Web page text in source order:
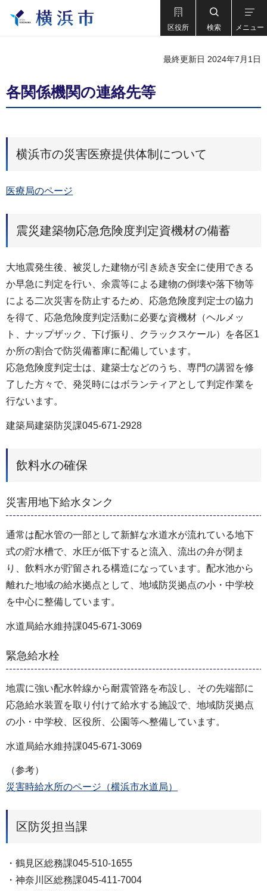
区役所 検索 メニュー
最終更新日 2024年7月1日
各関係機関の連絡先等
横浜市の災害医療提供体制について
医療局のページ
震災建築物応急危険度判定資機材の備蓄
大地震発生後、被災した建物が引き続き安全に使用できる
か早急に判定を行い、余震等による建物の倒壊や落下物等
による二次災害を防止するため、応急危険度判定士の協力
を得て、応急危険度判定活動に必要な資機材（ヘルメッ
ト、ナップザック、下げ振り、クラックスケール）を各区1
か所の割合で防災備蓄庫に配備しています。
応急危険度判定士は、建築士などのうち、専門の講習を修
了した方々で、発災時にはボランティアとして判定作業を
行ないます。
建築局建築防災課045-671-2928
飲料水の確保
災害用地下給水タンク
通常は配水管の一部として新鮮な水道水が流れている地下
式の貯水槽で、水圧が低下すると流入、流出の弁が閉ま
り、飲料水が貯留される構造になっています。配水池から
離れた地域の給水拠点として、地域防災拠点の小・中学校
を中心に整備しています。
水道局給水維持課045-671-3069
緊急給水栓
地震に強い配水幹線から耐震管路を布設し、その先端部に
応急給水装置を取り付けて給水する施設で、地域防災拠点
の小・中学校、区役所、公園等へ整備しています。
水道局給水維持課045-671-3069
（参考）
災害時給水所のページ（横浜市水道局）
区防災担当課
・鶴見区総務課045-510-1655
・神奈川区総務課045-411-7004